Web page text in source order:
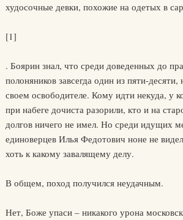
худосочные девки, похожие на одетых в
[1]
. Боярин знал, что среди доведенных до
полоняников завсегда один из пяти-десяти,
своем освободителе. Кому идти некуда, у
при набеге дочиста разорили, кто и на
долгов ничего не имел. Но среди идущих
единоверцев Илья Федотович ноне не
хоть к какому завалящему делу.
В общем, поход получился неудачным.
Нет, Боже упаси – никакого урона